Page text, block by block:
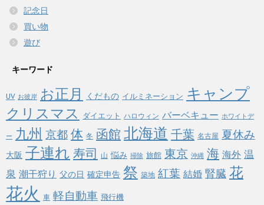
記念日
買い物
遊び
キーワード
UV お彼岸 お正月 くだもの イルミネーション キャンプ
クリスマス ダイエット ハロウィン バーベキュー ホワイトデ
ー 九州 京都 体 冬 函館 北海道 千葉 名古屋 夏休み
大阪 子連れ 寿司 山 悩み 掃除 旅館 東京 沖縄 海 海外 温
泉 潮干狩り 父の日 確定申告 祭 築地 紅葉 結婚 腎臓 花
花火 車 軽自動車 飛行機